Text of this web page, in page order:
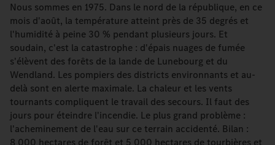
Nous sommes en 1975. Dans le nord de la république, en ce
mois d'août, la température atteint près de 35 degrés et
l'humidité à peine 30 % pendant plusieurs jours. Et
soudain, c'est la catastrophe : d'épais nuages de fumée
s'élèvent des forêts de la lande de Lunebourg et du
Wendland. Les pompiers des districts environnants et au-
delà sont en alerte maximale. La chaleur et les vents
tournants compliquent le travail des secours. Il faut des
jours pour éteindre l'incendie. Le plus grand problème :
l'acheminement de l'eau sur ce terrain accidenté. Bilan :
8 000 hectares de forêt et 5 000 hectares de tourbières et